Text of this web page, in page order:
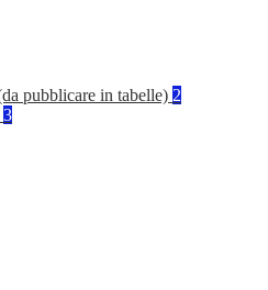
pubblicare in tabelle) 2
3